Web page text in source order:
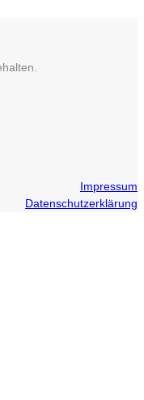
Impressum
Datenschutzerklärung